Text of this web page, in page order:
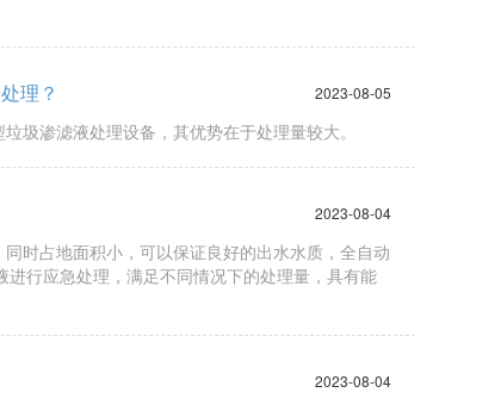
理？ 2023-08-05
圾渗滤液处理设备，其优势在于处理量较大。
2023-08-04
时占地面积小，可以保证良好的出水水质，全自动
行应急处理，满足不同情况下的处理量，具有能
2023-08-04